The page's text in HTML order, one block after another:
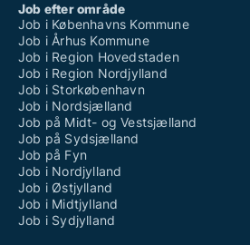
Job efter område
Job i Københavns Kommune
Job i Århus Kommune
Job i Region Hovedstaden
Job i Region Nordjylland
Job i Storkøbenhavn
Job i Nordsjælland
Job på Midt- og Vestsjælland
Job på Sydsjælland
Job på Fyn
Job i Nordjylland
Job i Østjylland
Job i Midtjylland
Job i Sydjylland